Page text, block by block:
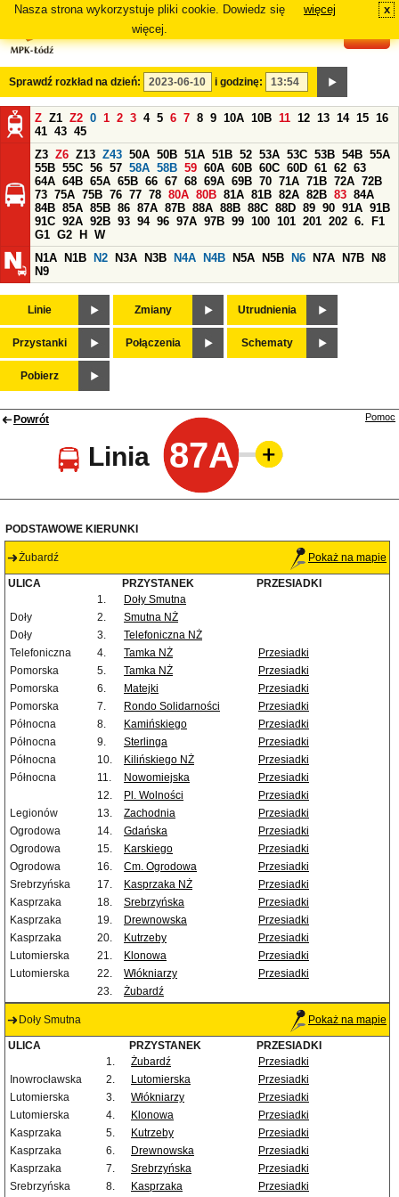
Nasza strona wykorzystuje pliki cookie. Dowiedz się
więcej.
więcej x
Sprawdź rozkład na dzień: i godzinę:
Z Z1 Z2 0 1 2 3 4 5 6 7 8 9 10A 10B 11 12 13 14 15 16
41 43 45
Z3 Z6 Z13 Z43 50A 50B 51A 51B 52 53A 53C 53B 54B 55A
55B 55C 56 57 58A 58B 59 60A 60B 60C 60D 61 62 63
64A 64B 65A 65B 66 67 68 69A 69B 70 71A 71B 72A 72B
73 75A 75B 76 77 78 80A 80B 81A 81B 82A 82B 83 84A
84B 85A 85B 86 87A 87B 88A 88B 88C 88D 89 90 91A 91B
91C 92A 92B 93 94 96 97A 97B 99 100 101 201 202 6.
F1
G1 G2 H
W
N1A
N1B N2 N3A N3B N4A N4B N5A N5B N6 N7A N7B
N8
N9
Linie Zmiany Utrudnienia
Przystanki Połączenia Schematy
Pobierz
Powrót
Linia 87A
Pomoc
PODSTAWOWE KIERUNKI
Żubardź Pokaż na mapie
ULICA PRZYSTANEK
PRZESIADKI
1.
Doły Smutna
Doły
2.
Smutna NŻ
Doły
3.
Telefoniczna NŻ
Telefoniczna
4. Tamka NŻ
Przesiadki
Pomorska
5. Tamka NŻ
Przesiadki
Pomorska
6. Matejki
Przesiadki
Pomorska
7. Rondo Solidarności
Przesiadki
Północna
8. Kamińskiego
Przesiadki
Północna
9. Sterlinga
Przesiadki
Północna
10. Kilińskiego NŻ
Przesiadki
Północna
11. Nowomiejska
Przesiadki
12.
Pl. Wolności
Przesiadki
Legionów
13. Zachodnia
Przesiadki
Ogrodowa
14. Gdańska
Przesiadki
Ogrodowa
15. Karskiego
Przesiadki
Ogrodowa
16. Cm. Ogrodowa
Przesiadki
Srebrzyńska
17. Kasprzaka NŻ
Przesiadki
Kasprzaka
18. Srebrzyńska
Przesiadki
Kasprzaka
19. Drewnowska
Przesiadki
Kasprzaka
20. Kutrzeby
Przesiadki
Lutomierska
21. Klonowa
Przesiadki
Lutomierska
22. Włókniarzy
Przesiadki
23.
Żubardź
Doły Smutna Pokaż na mapie
ULICA PRZYSTANEK
PRZESIADKI
1.
Żubardź
Przesiadki
Inowrocławska
2. Lutomierska
Przesiadki
Lutomierska
3. Włókniarzy
Przesiadki
Lutomierska
4. Klonowa
Przesiadki
Kasprzaka
5. Kutrzeby
Przesiadki
Kasprzaka
6. Drewnowska
Przesiadki
Kasprzaka
7. Srebrzyńska
Przesiadki
Srebrzyńska
8. Kasprzaka Przesiadki